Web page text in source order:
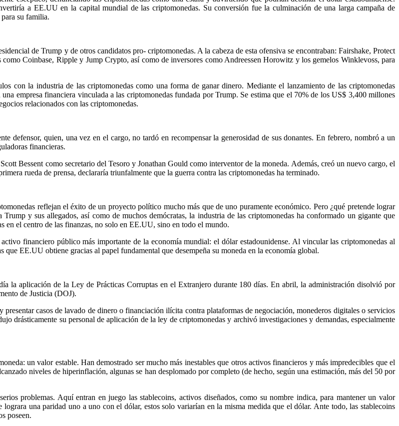
a EE.UU en la capital mundial de las criptomonedas. Su conversión fue la culminación de una larga campaña de
su familia.
de Trump y de otros candidatos pro- criptomonedas. A la cabeza de esta ofensiva se encontraban: Fairshake, Protect
Coinbase, Ripple y Jump Crypto, así como de inversores como Andreessen Horowitz y los gemelos Winklevoss, para
con la industria de las criptomonedas como una forma de ganar dinero. Mediante el lanzamiento de las criptomonedas
empresa financiera vinculada a las criptomonedas fundada por Trump. Se estima que el 70% de los US$ 3,400 millones
relacionados con las criptomonedas.
defensor, quien, una vez en el cargo, no tardó en recompensar la generosidad de sus donantes. En febrero, nombró a un
financieras.
Bessent como secretario del Tesoro y Jonathan Gould como interventor de la moneda. Además, creó un nuevo cargo, el
rueda de prensa, declararía triunfalmente que la guerra contra las criptomonedas ha terminado.
reflejan el éxito de un proyecto político mucho más que de uno puramente económico. Pero ¿qué pretende lograr
y sus allegados, así como de muchos demócratas, la industria de las criptomonedas ha conformado un gigante que
en el centro de las finanzas, no solo en EE.UU, sino en todo el mundo.
financiero público más importante de la economía mundial: el dólar estadounidense. Al vincular las criptomonedas al
que EE.UU obtiene gracias al papel fundamental que desempeña su moneda en la economía global.
la aplicación de la Ley de Prácticas Corruptas en el Extranjero durante 180 días. En abril, la administración disolvió por
de Justicia (DOJ).
casos de lavado de dinero o financiación ilícita contra plataformas de negociación, monederos digitales o servicios
drásticamente su personal de aplicación de la ley de criptomonedas y archivó investigaciones y demandas, especialmente
un valor estable. Han demostrado ser mucho más inestables que otros activos financieros y más impredecibles que el
niveles de hiperinflación, algunas se han desplomado por completo (de hecho, según una estimación, más del 50 por
problemas. Aquí entran en juego las stablecoins, activos diseñados, como su nombre indica, para mantener un valor
una paridad uno a uno con el dólar, estos solo variarían en la misma medida que el dólar. Ante todo, las stablecoins
poseen.